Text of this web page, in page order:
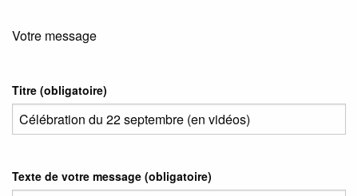
Votre message
Titre (obligatoire)
Texte de votre message (obligatoire)